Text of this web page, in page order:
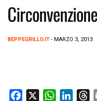
BEPPEGRILLO.IT - MARZO 3, 2013
W